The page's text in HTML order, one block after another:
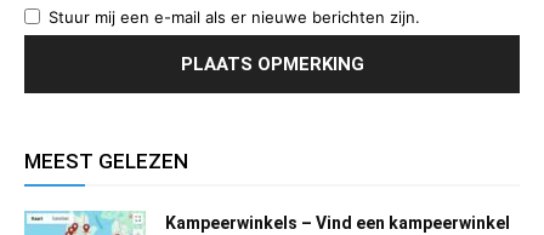
Stuur mij een e-mail als er nieuwe berichten zijn.
MEEST GELEZEN
Kampeerwinkels – Vind een kampeerwinkel